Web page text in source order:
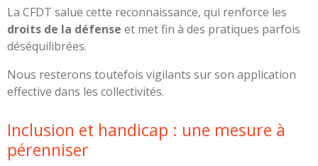
La CFDT salue cette reconnaissance, qui renforce les
droits de la défense et met fin à des pratiques parfois
déséquilibrées.
Nous resterons toutefois vigilants sur son application
effective dans les collectivités.
Inclusion et handicap : une mesure à
pérenniser